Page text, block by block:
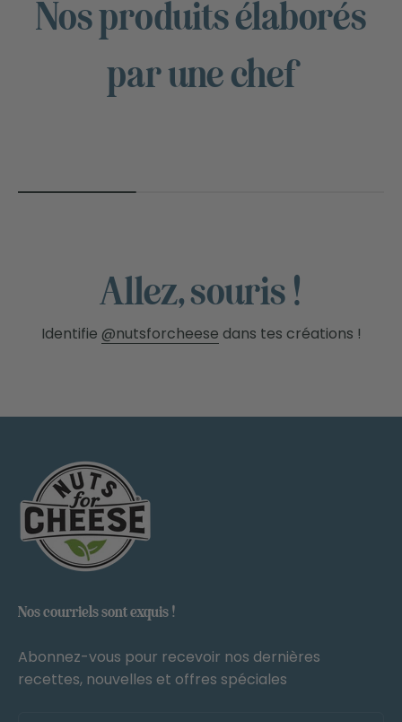
Nos produits élaborés
par une chefNUTS
FOR
Allez, souris !
Identifie @nutsforcheese dans tes créations !
Nos courriels sont exquis !
Abonnez-vous pour recevoir nos dernières
recettes, nouvelles et offres spéciales